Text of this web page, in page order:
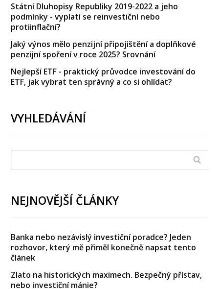
Státní Dluhopisy Republiky 2019-2022 a jeho
podmínky - vyplatí se reinvestiční nebo
protiinflační?
Jaký výnos mělo penzijní připojištění a doplňkové
penzijní spoření v roce 2025? Srovnání
Nejlepší ETF - praktický průvodce investování do
ETF, jak vybrat ten správný a co si ohlídat?
VYHLEDÁVÁNÍ
NEJNOVĚJŠÍ ČLÁNKY
Banka nebo nezávislý investiční poradce? Jeden
rozhovor, který mě přiměl konečně napsat tento
článek
Zlato na historických maximech. Bezpečný přístav,
nebo investiční mánie?